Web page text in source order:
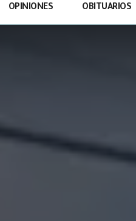
OPINIONES OBITUARIOS